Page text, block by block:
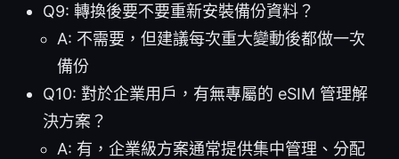
Q9: 轉換後要不要重新安裝備份資料？
A: 不需要，但建議每次重大變動後都做一次
備份
Q10: 對於企業用戶，有無專屬的 eSIM 管理解
決方案？
A: 有，企業級方案通常提供集中管理、分配